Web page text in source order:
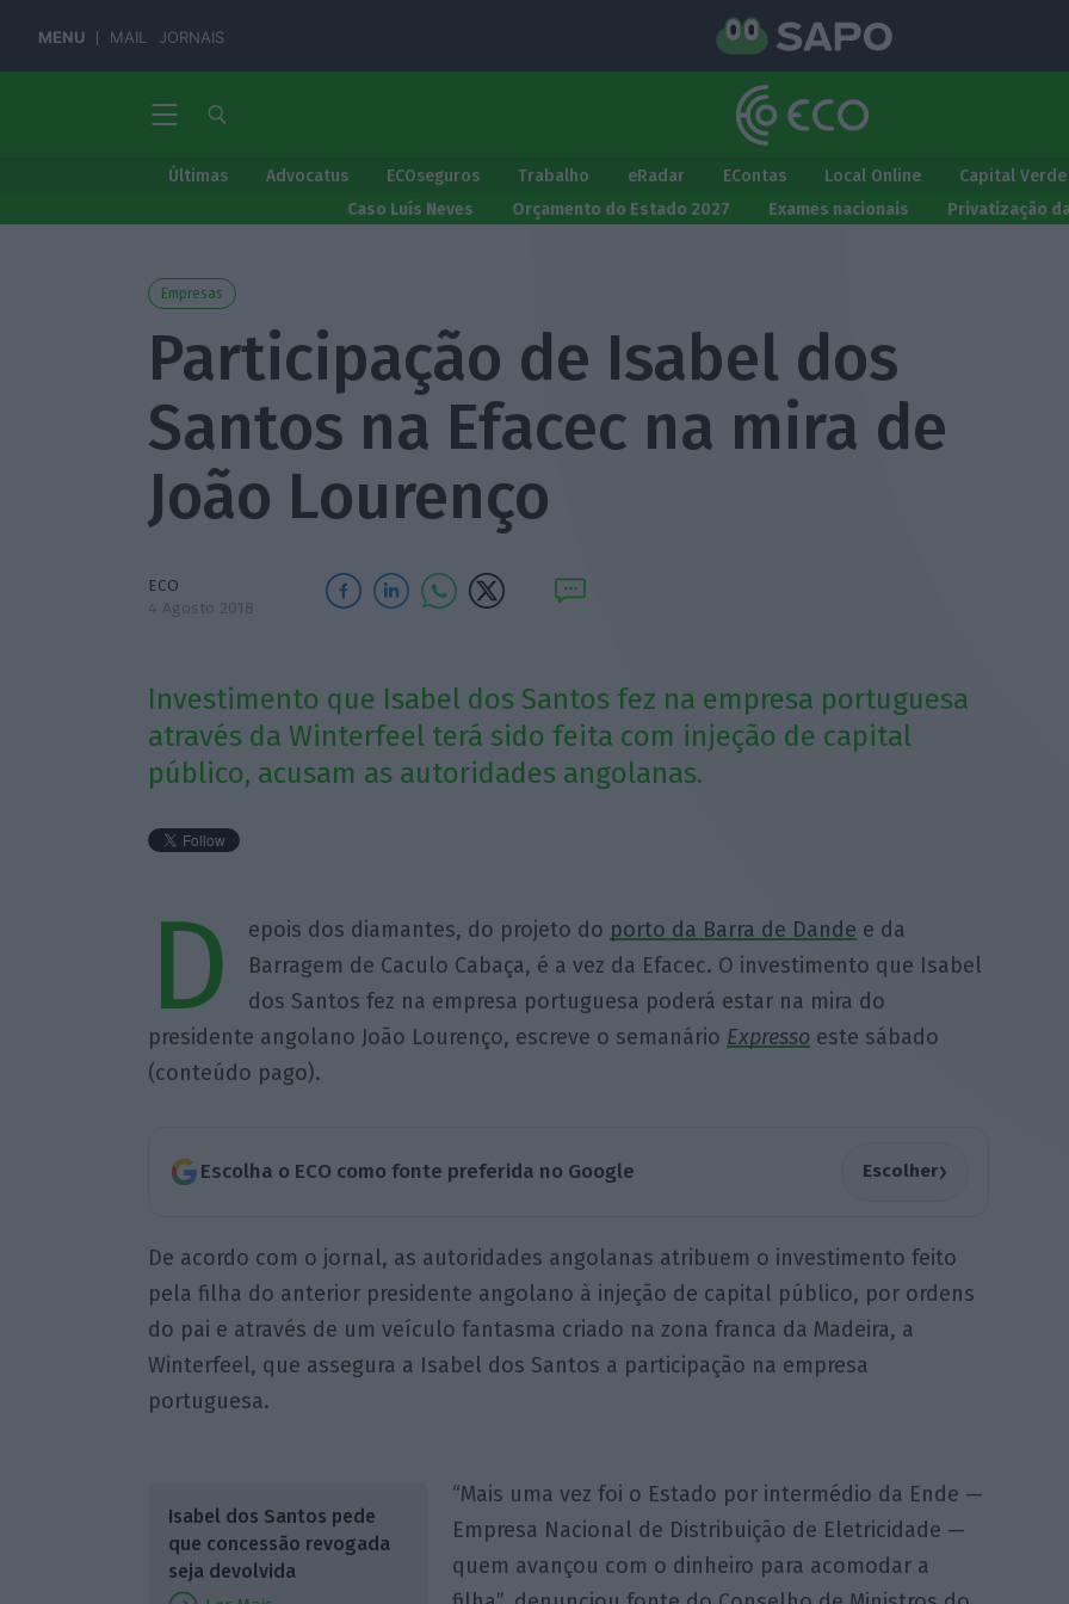
MENU MAIL JORNAIS
Últimas Advocatus ECOseguros Trabalho eRadar EContas Local Online
Capital Verde
Caso Luís Neves
Orçamento do Estado 2027 Exames nacionais Privatização da
Empresas
Participação de Isabel dos
Santos na Efacec na mira de
João Lourenço
ECO
4 Agosto 2018
Investimento que Isabel dos Santos fez na empresa portuguesa
através da Winterfeel terá sido feita com injeção de capital
público, acusam as autoridades angolanas.
D epois dos diamantes, do projeto do porto da Barra de Dande e da
Barragem de Caculo Cabaça, é a vez da Efacec. O investimento que Isabel
dos Santos fez na empresa portuguesa poderá estar na mira do
presidente angolano João Lourenço, escreve o semanário Expresso este sábado
(conteúdo pago).
Escolha o ECO como fonte preferida no Google Escolher›
De acordo com o jornal, as autoridades angolanas atribuem o investimento feito
pela filha do anterior presidente angolano à injeção de capital público, por ordens
do pai e através de um veículo fantasma criado na zona franca da Madeira, a
Winterfeel, que assegura a Isabel dos Santos a participação na empresa
portuguesa.
Isabel dos Santos pede
que concessão revogada
seja devolvida
“Mais uma vez foi o Estado por intermédio da Ende —
Empresa Nacional de Distribuição de Eletricidade —
quem avançou com o dinheiro para acomodar a